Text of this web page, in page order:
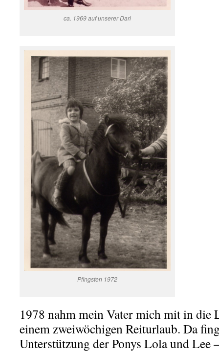
ca. 1969 auf unserer Dari
Pfingsten 1972
1978 nahm mein Vater mich mit in die
einem zweiwöchigen Reiturlaub. Da
Unterstützung der Ponys Lola und Lee